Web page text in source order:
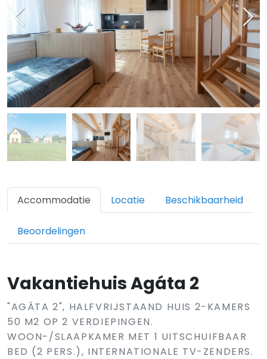
Accommodatie Locatie Beschikbaarheid
Beoordelingen
Vakantiehuis Agáta 2
"AGÁTA 2", HALFVRIJSTAAND HUIS 2-KAMERS
50 M2 OP 2 VERDIEPINGEN.
WOON-/SLAAPKAMER MET 1 UITSCHUIFBAAR
BED (2 PERS.), INTERNATIONALE TV-ZENDERS.